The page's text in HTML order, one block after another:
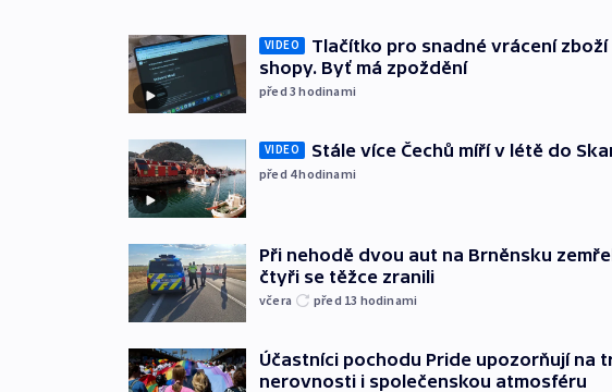
VIDEO
Tlačítko pro snadné vrácení zboží
shopy. Byť má zpoždění
před 3hodinami
VIDEO Stále více Čechů míří v létě do
před 4hodinami
Při nehodě dvou aut na Brněnsku
čtyři se těžce zranili
včera před 13 hodinami
Účastníci pochodu Pride upozorňují na
nerovnosti i společenskou atmosféru